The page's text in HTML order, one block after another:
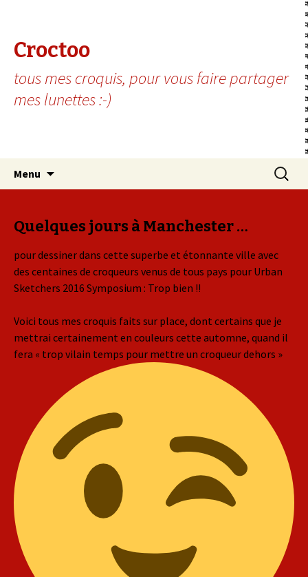
Croctoo
tous mes croquis, pour vous faire partager
mes lunettes :-)
Menu
Quelques jours à Manchester …
pour dessiner dans cette superbe et étonnante ville avec
des centaines de croqueurs venus de tous pays pour Urban
Sketchers 2016 Symposium : Trop bien !!
Voici tous mes croquis faits sur place, dont certains que je
mettrai certainement en couleurs cette automne, quand il
fera « trop vilain temps pour mettre un croqueur dehors »